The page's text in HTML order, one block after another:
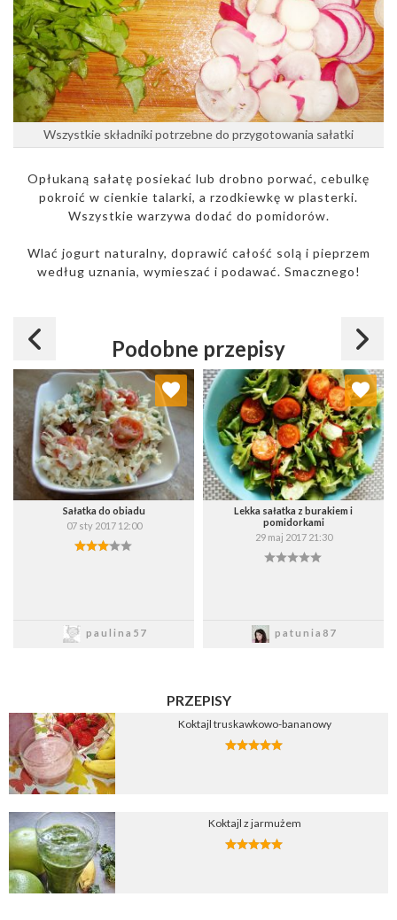
Wszystkie składniki potrzebne do przygotowania sałatki
Opłukaną sałatę posiekać lub drobno porwać, cebulkę
pokroić w cienkie talarki, a rzodkiewkę w plasterki.
Wszystkie warzywa dodać do pomidorów.
Wlać jogurt naturalny, doprawić całość solą i pieprzem
według uznania, wymieszać i podawać. Smacznego!
Podobne przepisy
Sałatka do obiadu
07 sty 2017 12:00
paulina57
Dodaj do ulubionych
Wybierz listę:
Zapisz
Lekka sałatka z burakiem i
pomidorkami
29 maj 2017 21:30
patunia87
Dodaj do ulubionych
Wybierz listę:
Zapisz
PRZEPISY
Koktajl truskawkowo-bananowy
Koktajl z jarmużem